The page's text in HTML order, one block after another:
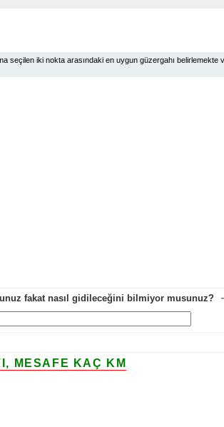
iki nokta arasındaki en uygun güzergahı
fakat nasıl gidileceğini bilmiyor musunuz?
MESAFE KAÇ KM